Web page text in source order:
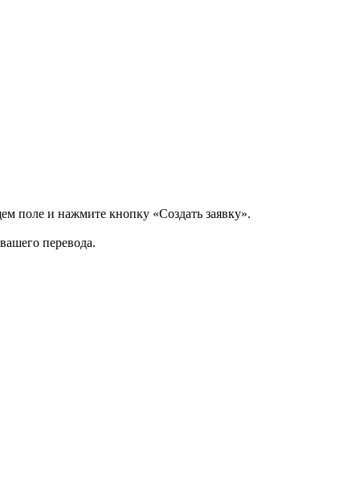
поле и нажмите кнопку «Создать заявку».
перевода.